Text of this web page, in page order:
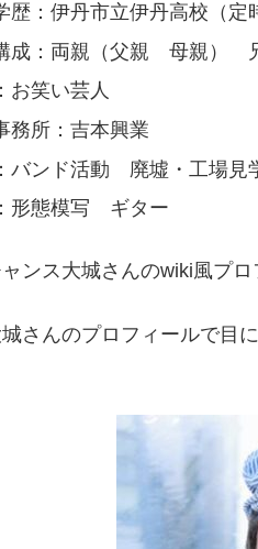
歴：伊丹市立伊丹高校（定
成：両親（父親 母親）
お笑い芸人
務所：吉本興業
バンド活動 廃墟・工場見
形態模写 ギター
ンス大城さんのwiki風プロ
さんのプロフィールで目